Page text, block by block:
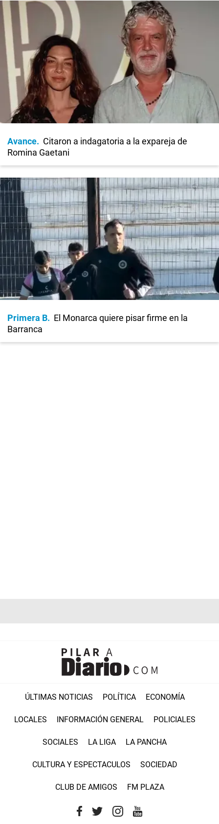
Avance
Citaron a indagatoria a la expareja de
Romina Gaetani
Primera B
El Monarca quiere pisar firme en la
Barranca
ÚLTIMAS NOTICIAS POLÍTICA ECONOMÍA
LOCALES INFORMACIÓN GENERAL POLICIALES
SOCIALES LA LIGA LA PANCHA
CULTURA Y ESPECTACULOS SOCIEDAD
CLUB DE AMIGOS FM PLAZA